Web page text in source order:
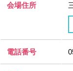
会場住所
電話番号